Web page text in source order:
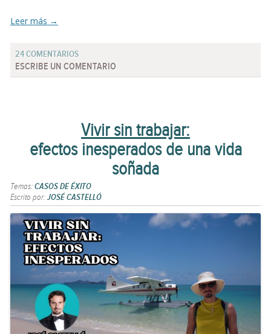
Leer más →
24 COMENTARIOS
ESCRIBE UN COMENTARIO
Vivir sin trabajar:
efectos inesperados de una vida
soñada
Temas:CASOS DE ÉXITO
Escrito por:JOSÉ CASTELLÓ